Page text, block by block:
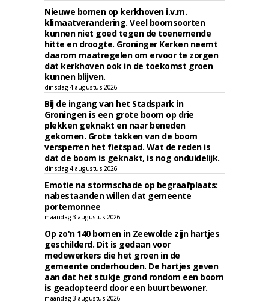
Nieuwe bomen op kerkhoven i.v.m.
klimaatverandering. Veel boomsoorten
kunnen niet goed tegen de toenemende
hitte en droogte. Groninger Kerken neemt
daarom maatregelen om ervoor te zorgen
dat kerkhoven ook in de toekomst groen
kunnen blijven.
dinsdag 4 augustus 2026
Bij de ingang van het Stadspark in
Groningen is een grote boom op drie
plekken geknakt en naar beneden
gekomen. Grote takken van de boom
versperren het fietspad. Wat de reden is
dat de boom is geknakt, is nog onduidelijk.
dinsdag 4 augustus 2026
Emotie na stormschade op begraafplaats:
nabestaanden willen dat gemeente
portemonnee
maandag 3 augustus 2026
Op zo'n 140 bomen in Zeewolde zijn hartjes
geschilderd. Dit is gedaan voor
medewerkers die het groen in de
gemeente onderhouden. De hartjes geven
aan dat het stukje grond rondom een boom
is geadopteerd door een buurtbewoner.
maandag 3 augustus 2026